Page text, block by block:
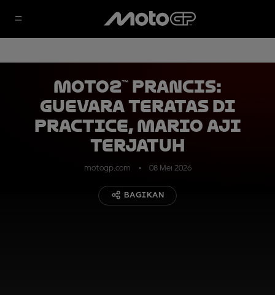
Moto2™ Prancis:
Guevara Teratas di
Practice, Mario Aji
Terjatuh
motogp.com 08 Mei 2026
BAGIKAN